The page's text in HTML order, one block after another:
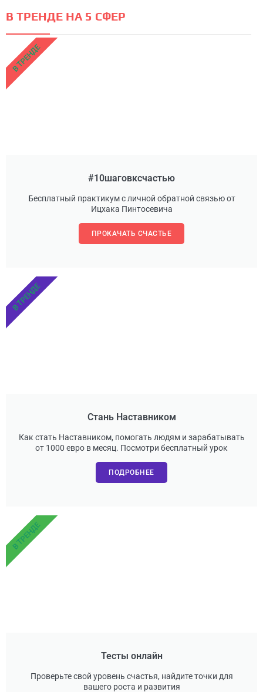
В ТРЕНДЕ НА 5 СФЕР
#10шаговксчастью
Бесплатный практикум с личной обратной связью от
Ицхака Пинтосевича
ПРОКАЧАТЬ СЧАСТЬЕ
В ТРЕНДЕ
Стань Наставником
Как стать Наставником, помогать людям и зарабатывать
от 1000 евро в месяц. Посмотри бесплатный урок
ПОДРОБНЕЕ
В ТРЕНДЕ
Тесты онлайн
Проверьте свой уровень счастья, найдите точки для
вашего роста и развития
В ТРЕНДЕ